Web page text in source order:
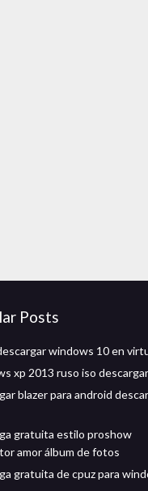
Posts
windows 10 en
xp 2013 ruso iso descargar
blazer para android
gratuita estilo proshow
amor álbum de fotos
gratuita de cpuz para